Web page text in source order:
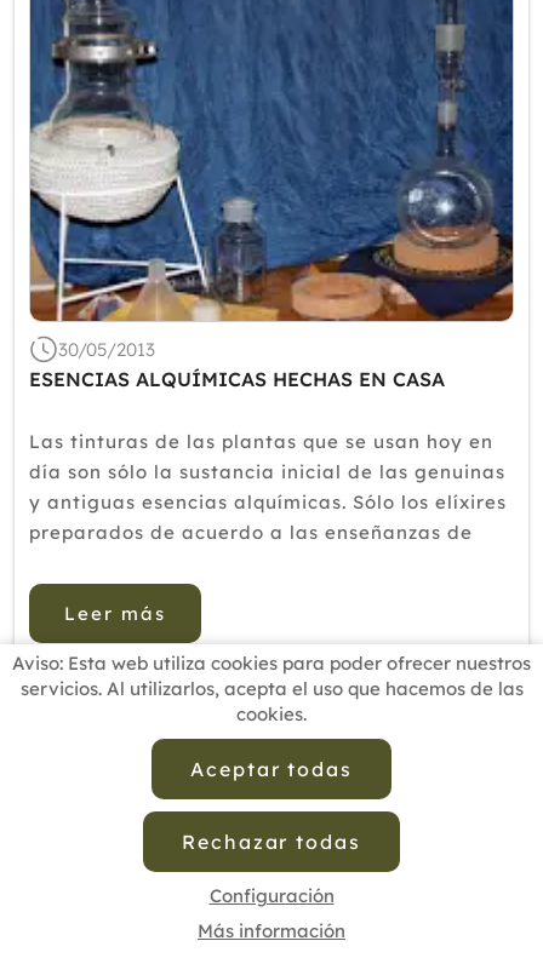
30/05/2013
ESENCIAS ALQUÍMICAS HECHAS EN CASA
Las tinturas de las plantas que se usan hoy en
día son sólo la sustancia inicial de las genuinas
y antiguas esencias alquímicas. Sólo los elíxires
preparados de acuerdo a las enseñanzas de
curativos de la planta – hecha del cuerpo,
espíritu y al...
Leer más
Aviso: Esta web utiliza cookies para poder ofrecer nuestros
servicios. Al utilizarlos, acepta el uso que hacemos de las
cookies.
Aceptar todas
Rechazar todas
Configuración
Más información
BUSCADOR PROFESIONALES
ESCUELAS RECOMENDADAS
CONTACTO
Política de Privacidad de Datos
Política de Calidad
Política de Cookies
Configuración de Cookies
© 2025 - Diseño y programación por